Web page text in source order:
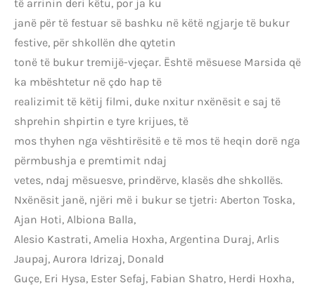
të arrinin deri këtu, por ja ku
janë për të festuar së bashku në këtë ngjarje të bukur
festive, për shkollën dhe qytetin
tonë të bukur tremijë-vjeçar. Është mësuese Marsida që
ka mbështetur në çdo hap të
realizimit të këtij filmi, duke nxitur nxënësit e saj të
shprehin shpirtin e tyre krijues, të
mos thyhen nga vështirësitë e të mos të heqin dorë nga
përmbushja e premtimit ndaj
vetes, ndaj mësuesve, prindërve, klasës dhe shkollës.
Nxënësit janë, njëri më i bukur se tjetri: Aberton Toska,
Ajan Hoti, Albiona Balla,
Alesio Kastrati, Amelia Hoxha, Argentina Duraj, Arlis
Jaupaj, Aurora Idrizaj, Donald
Guçe, Eri Hysa, Ester Sefaj, Fabian Shatro, Herdi Hoxha,